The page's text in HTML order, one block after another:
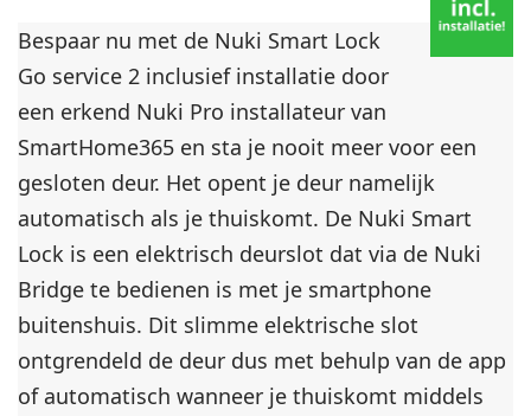
C
R
6
3
2
Bespaar nu met de Nuki Smart Lock
Go service 2 inclusief installatie door
een erkend Nuki Pro installateur van
SmartHome365 en sta je nooit meer voor een
gesloten deur. Het opent je deur namelijk
automatisch als je thuiskomt. De Nuki Smart
Lock is een elektrisch deurslot dat via de Nuki
Bridge te bedienen is met je smartphone
buitenshuis. Dit slimme elektrische slot
ontgrendeld de deur dus met behulp van de app
of automatisch wanneer je thuiskomt middels